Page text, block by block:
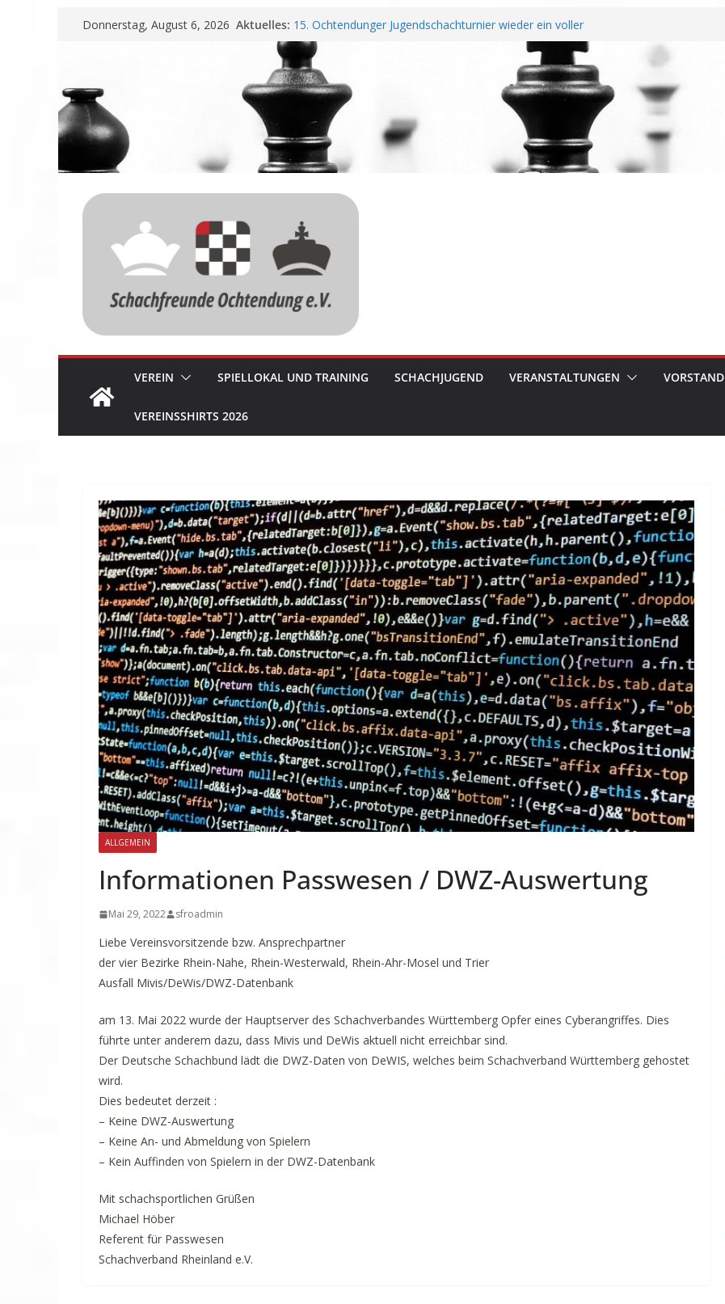
ZumDonnerstag, August 6, 2026 Aktuelles: 15. Ochtendunger Jugendschachturnier wieder ein voller
Erfolg
Schachfreunde Ochtendung unterzeichnen Fairplay
Vereinbarung für Vereine
Schachfreunde mit erfolgreichem Rheinland-Pfalz Open –
Nadir Üstüntas überragt
Einladung zur Jahreshauptversammlung
Meisterschaft und Wiederaufstieg perfekt
VEREIN SPIELLOKAL UND TRAINING SCHACHJUGEND VERANSTALTUNGEN VORSTAND
VEREINSSHIRTS 2026
ALLGEMEIN
Informationen Passwesen / DWZ-Auswertung
Mai 29, 2022 sfroadmin
Liebe Vereinsvorsitzende bzw. Ansprechpartner
der vier Bezirke Rhein-Nahe, Rhein-Westerwald, Rhein-Ahr-Mosel und Trier
Ausfall Mivis/DeWis/DWZ-Datenbank
am 13. Mai 2022 wurde der Hauptserver des Schachverbandes Württemberg Opfer eines Cyberangriffes. Dies
führte unter anderem dazu, dass Mivis und DeWis aktuell nicht erreichbar sind.
Der Deutsche Schachbund lädt die DWZ-Daten von DeWIS, welches beim Schachverband Württemberg gehostet
wird.
Dies bedeutet derzeit :
– Keine DWZ-Auswertung
– Keine An- und Abmeldung von Spielern
– Kein Auffinden von Spielern in der DWZ-Datenbank
Mit schachsportlichen Grüßen
Michael Höber
Referent für Passwesen
Schachverband Rheinland e.V.